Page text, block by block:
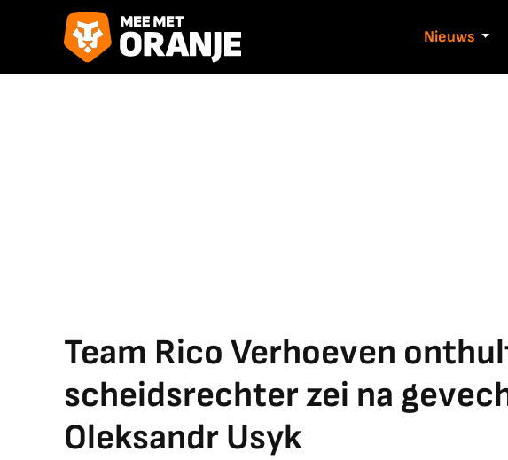
Nieuws
Team Rico Verhoeven
scheidsrechter zei na
Oleksandr Usyk